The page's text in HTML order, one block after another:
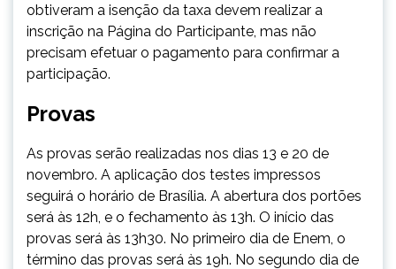
obtiveram a isenção da taxa devem realizar a
inscrição na Página do Participante, mas não
precisam efetuar o pagamento para confirmar a
participação.
Provas
As provas serão realizadas nos dias 13 e 20 de
novembro. A aplicação dos testes impressos
seguirá o horário de Brasília. A abertura dos portões
será às 12h, e o fechamento às 13h. O início das
provas será às 13h30. No primeiro dia de Enem, o
término das provas será às 19h. No segundo dia de